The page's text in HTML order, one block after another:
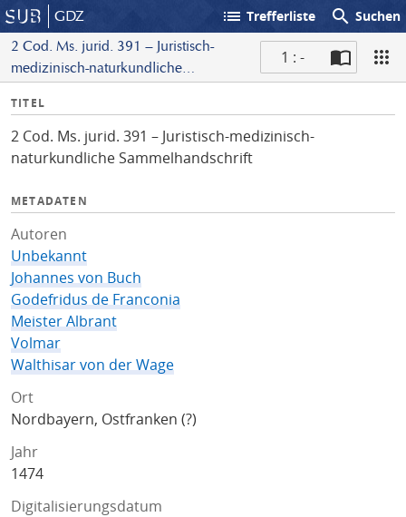
GDZ list Trefferliste search Suchen
2 Cod. Ms. jurid. 391 – Juristisch-
medizinisch-naturkundliche
1 : -
I
f
o
TITEL
2 Cod. Ms. jurid. 391 – Juristisch-medizinisch-
naturkundliche Sammelhandschrift
METADATEN
Autoren
Unbekannt
Johannes von Buch
Godefridus de Franconia
Meister Albrant
Volmar
Walthisar von der Wage
Ort
Nordbayern, Ostfranken (?)
Jahr
1474
Digitalisierungsdatum